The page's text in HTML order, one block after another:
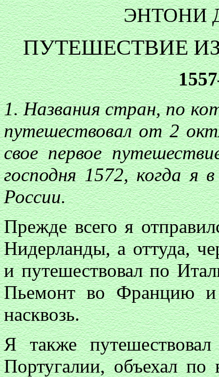
ЭНТОНИ
ПУТЕШЕСТВИЕ
1. Названия стран, по
путешествовал от 2
свое первое
господня 1572, когда я
России.
Прежде всего я
Нидерланды, а оттуда,
и путешествовал по
Пьемонт во Францию и
насквозь.
Я также
Португалии, объехал по